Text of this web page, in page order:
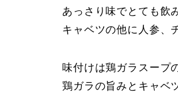
あっさり味でとても飲
キャベツの他に人参、
味付けは鶏ガラスープ
鶏ガラの旨みとキャベ